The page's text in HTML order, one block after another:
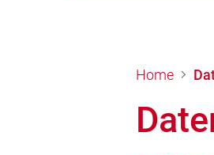
Home